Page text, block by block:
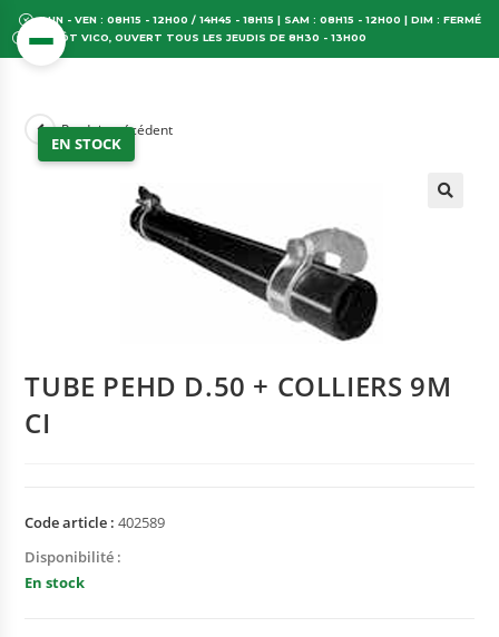
LUN - VEN : 08H15 - 12H00 / 14H45 - 18H15 | SAM : 08H15 - 12H00 | DIM : FERMÉ
DÉPÔT VICO, OUVERT TOUS LES JEUDIS DE 8H30 - 13H00
EN STOCK
Produit précédent
TUBE PEHD D.50 + COLLIERS 9M
CI
Code article :402589
Disponibilité :
En stock